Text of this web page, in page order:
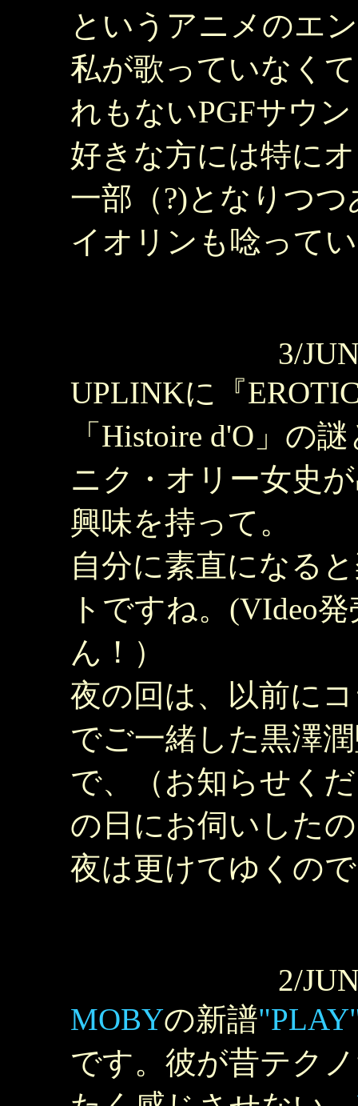
というアニメのエ
私が歌っていなく
れもないPGFサウ
好きな方には特に
一部（?)となりつつ
イオリンも唸って
3/
UPLINKに『
「Histoire d'O」の
ニク・オリー女史
興味を持って。
自分に素直になる
トですね。(VIdeo
ん！）
夜の回は、以前に
でご一緒した黒澤
で、（お知らせく
の日にお伺いした
夜は更けてゆくの
2/
MOBYの新譜
です。彼が昔テク